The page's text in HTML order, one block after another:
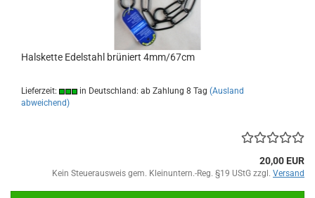
Halskette Edelstahl brüniert 4mm/67cm
Lieferzeit: in Deutschland: ab Zahlung 8 Tag (Ausland
abweichend)
20,00 EUR
Kein Steuerausweis gem. Kleinuntern.-Reg. §19 UStG zzgl. Versand